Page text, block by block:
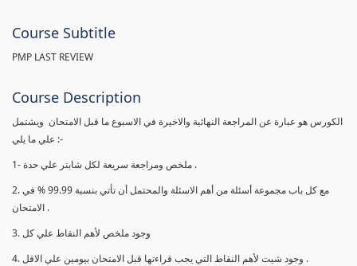
Course Subtitle
PMP LAST REVIEW
Course Description
الكورس هو عبارة عن المراجعة النهائية والاخيرة في الاسبوع ما قبل الامتحان ويشتمل
علي ما يلي :-
1- ملخص ومراجعة سريعة لكل شابتر علي حدة .
2. مع كل باب مجموعة أسئلة من أهم الاسئلة والمحتمل أن تأتي بنسبة 99.99 % في
الامتحان .
3. وجود ملخص لأهم النقاط علي كل
4. وجود شيت لأهم النقاط التي يجب قراءتها قبل الامتحان بيومين علي الاقل .